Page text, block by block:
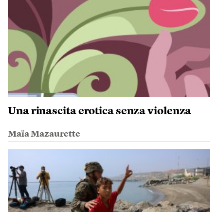
Una rinascita erotica senza violenza
Maïa Mazaurette